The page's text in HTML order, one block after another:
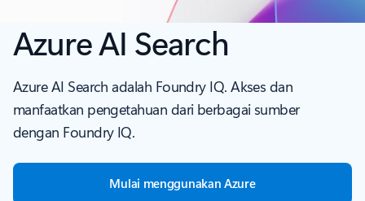
Azure AI Search
Azure AI Search adalah Foundry IQ. Akses dan
manfaatkan pengetahuan dari berbagai sumber
dengan Foundry IQ.
Mulai menggunakan Azure